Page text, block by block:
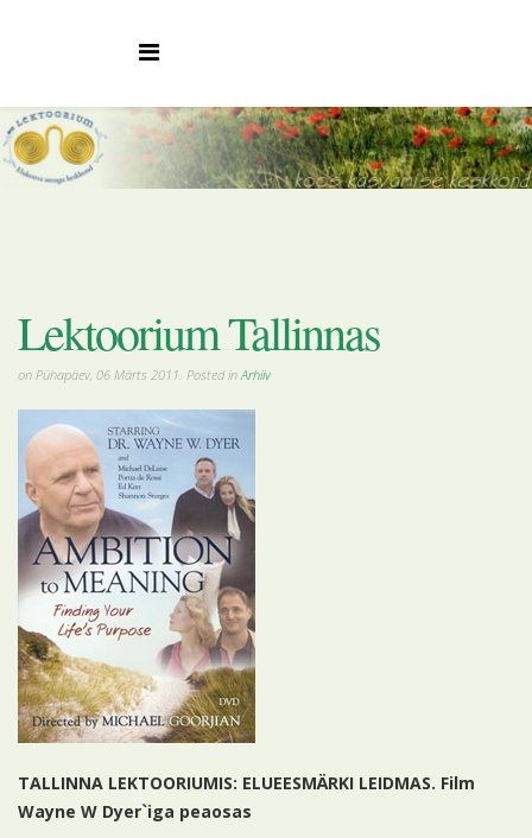
Lektoorium Tallinnas
on Pühapäev, 06 Märts 2011. Posted inArhiiv
TALLINNA LEKTOORIUMIS: ELUEESMÄRKI LEIDMAS. Film
Wayne W Dyer`iga peaosas